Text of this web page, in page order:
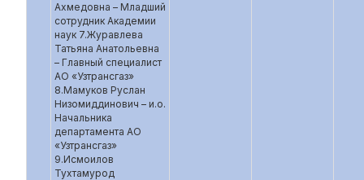
Ахмедовна – Младший
сотрудник Академии
наук 7.Журавлева
Татьяна Анатольевна
– Главный специалист
АО «Узтрансгаз»
8.Мамуков Руслан
Низомиддинович – и.о.
Начальника
департамента АО
«Узтрансгаз»
9.Исмоилов
Тухтамурод